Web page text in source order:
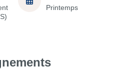
Printemps